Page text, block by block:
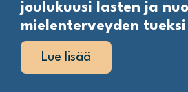
joulukuusi lasten ja
mielenterveyden tueksi
Lue lisää